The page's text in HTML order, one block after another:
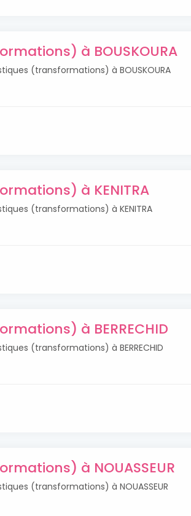
à BOUSKOURA
(transformations) à BOUSKOURA
à KENITRA
(transformations) à KENITRA
à BERRECHID
(transformations) à BERRECHID
à NOUASSEUR
(transformations) à NOUASSEUR